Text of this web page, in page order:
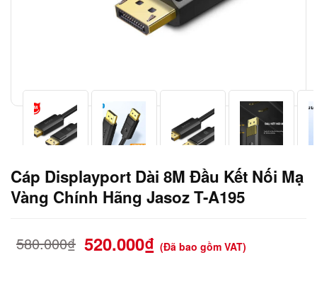
Cáp Displayport Dài 8M Đầu Kết Nối Mạ
Vàng Chính Hãng Jasoz T-A195
580.000₫ 520.000₫ (Đã bao gồm VAT)